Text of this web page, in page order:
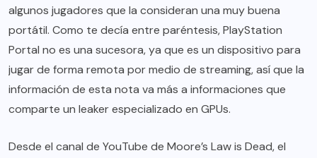
algunos jugadores que la consideran una muy buena
portátil. Como te decía entre paréntesis, PlayStation
Portal no es una sucesora, ya que es un dispositivo para
jugar de forma remota por medio de streaming, así que la
información de esta nota va más a informaciones que
comparte un leaker especializado en GPUs.
Desde el canal de YouTube de Moore’s Law is Dead, el